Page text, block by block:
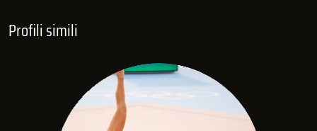
Profili simili